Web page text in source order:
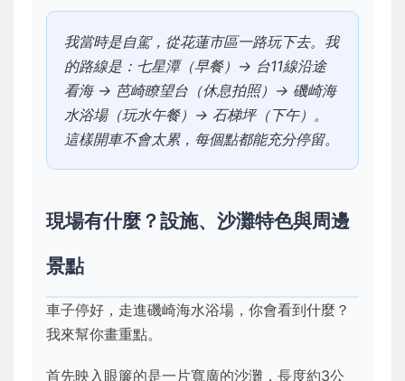
我當時是自駕，從花蓮市區一路玩下去。我
的路線是：七星潭（早餐）→ 台11線沿途
看海 → 芭崎瞭望台（休息拍照）→ 磯崎海
水浴場（玩水午餐）→ 石梯坪（下午）。
這樣開車不會太累，每個點都能充分停留。
現場有什麼？設施、沙灘特色與周邊
景點
車子停好，走進磯崎海水浴場，你會看到什麼？
我來幫你畫重點。
首先映入眼簾的是一片寬廣的沙灘，長度約3公